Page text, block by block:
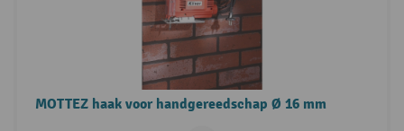
MOTTEZ haak voor handgereedschap Ø 16 mm